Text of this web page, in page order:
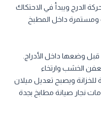
الدرج ويبدأ في الاحتكاك
ومستمرة داخل المطبخ
وضعها داخل الأدراج.
الخشب وارتخاء
للخزانة ويصبح تعديل ميلان
نجار صيانة مطابخ بجدة